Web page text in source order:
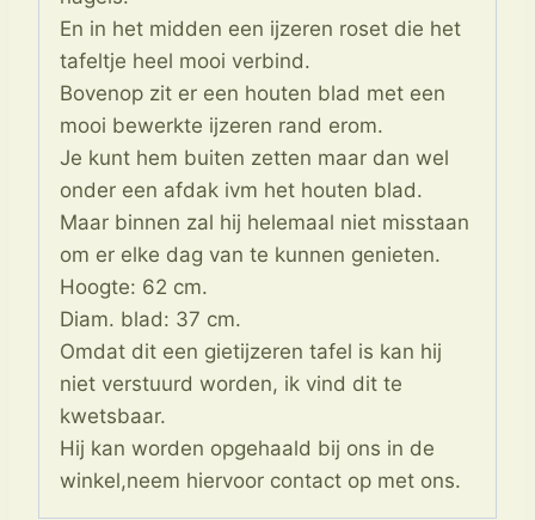
En in het midden een ijzeren roset die het
tafeltje heel mooi verbind.
Bovenop zit er een houten blad met een
mooi bewerkte ijzeren rand erom.
Je kunt hem buiten zetten maar dan wel
onder een afdak ivm het houten blad.
Maar binnen zal hij helemaal niet misstaan
om er elke dag van te kunnen genieten.
Hoogte: 62 cm.
Diam. blad: 37 cm.
Omdat dit een gietijzeren tafel is kan hij
niet verstuurd worden, ik vind dit te
kwetsbaar.
Hij kan worden opgehaald bij ons in de
winkel,neem hiervoor contact op met ons.